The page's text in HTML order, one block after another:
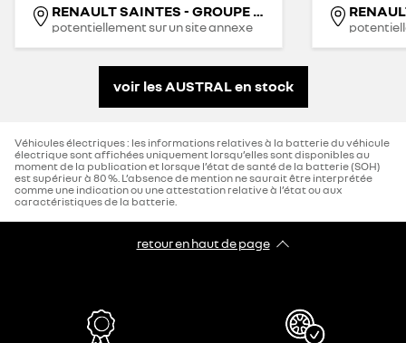
RENAULT SAINTES - GROUPE MICHEL
potentiellement sur un site annexe
voir les AUSTRAL en stock
Véhicules électriques : les informations relatives à la batterie du véhicule
électrique sont affichées uniquement lorsqu’elles sont disponibles au
moment de la publication et lorsque l’état de santé de la batterie (SOH)
est supérieur à 80 %. L’absence de mention ne saurait être interprétée
comme une indication ou une attestation relative à l’état ou aux
caractéristiques de la batterie.
retour en haut de page​